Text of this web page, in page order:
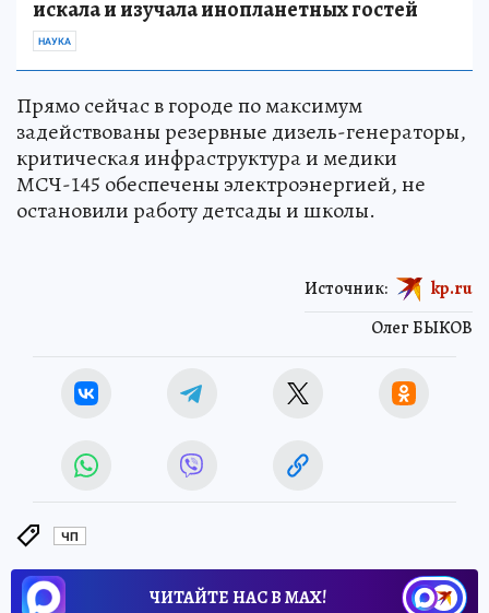
искала и изучала инопланетных гостей
НАУКА
Прямо сейчас в городе по максимум
задействованы резервные дизель-генераторы,
критическая инфраструктура и медики
МСЧ-145 обеспечены электроэнергией, не
остановили работу детсады и школы.
Олег БЫКОВ
Источник: kp.ru
ЧП
ЧИТАЙТЕ НАС В МАХ!